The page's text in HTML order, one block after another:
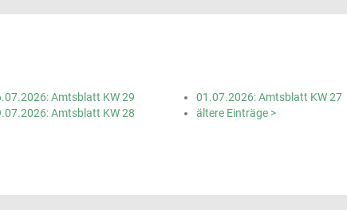
Amtsblatt KW 29
Amtsblatt KW 28
01.07.2026: Amtsblatt KW 27
ältere Einträge >